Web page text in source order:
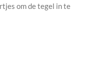
om de tegel in te